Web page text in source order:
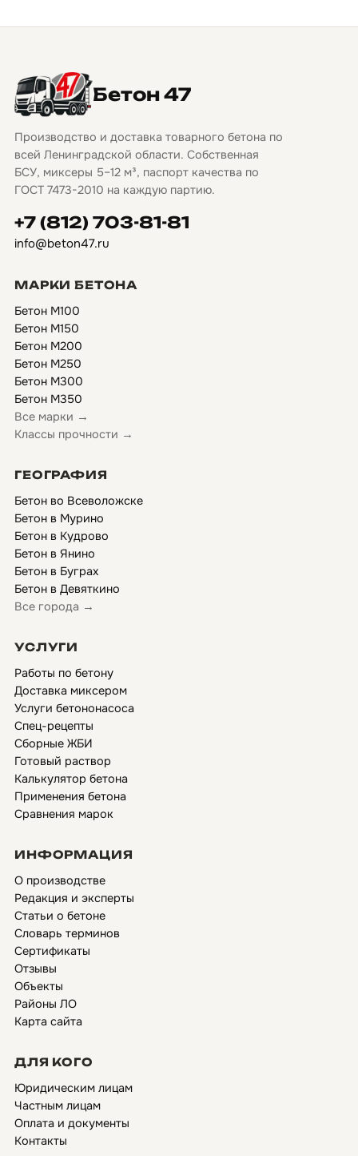
Бетон 47
Производство и доставка товарного бетона по
всей Ленинградской области. Собственная
БСУ, миксеры 5–12 м³, паспорт качества по
ГОСТ 7473-2010 на каждую партию.
+7 (812) 703-81-81
info@beton47.ru
МАРКИ БЕТОНА
Бетон М100
Бетон М150
Бетон М200
Бетон М250
Бетон М300
Бетон М350
Все марки →
Классы прочности →
ГЕОГРАФИЯ
Бетон во Всеволожске
Бетон в Мурино
Бетон в Кудрово
Бетон в Янино
Бетон в Буграх
Бетон в Девяткино
Все города →
УСЛУГИ
Работы по бетону
Доставка миксером
Услуги бетононасоса
Спец-рецепты
Сборные ЖБИ
Готовый раствор
Калькулятор бетона
Применения бетона
Сравнения марок
ИНФОРМАЦИЯ
О производстве
Редакция и эксперты
Статьи о бетоне
Словарь терминов
Сертификаты
Отзывы
Объекты
Районы ЛО
Карта сайта
ДЛЯ КОГО
Юридическим лицам
Частным лицам
Оплата и документы
Контакты